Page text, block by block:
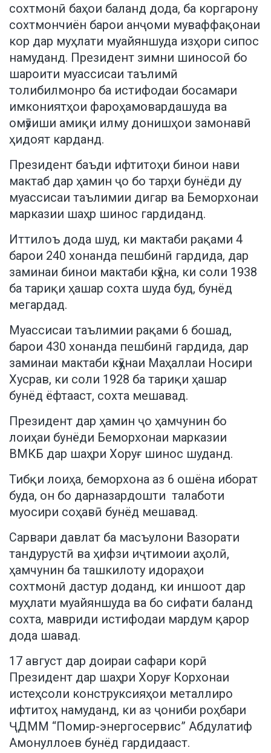
сохтмонӣ баҳои баланд дода, ба коргарону
сохтмончиён барои анҷоми муваффақонаи
кор дар муҳлати муайяншуда изҳори сипос
намуданд. Президент зимни шиносоӣ бо
шароити муассисаи таълимӣ
толибилмонро ба истифодаи босамари
имкониятҳои фароҳамовардашуда ва
омӯзиши амиқи илму донишҳои замонавӣ
ҳидоят карданд.
Президент баъди ифтитоҳи бинои нави
мактаб дар ҳамин ҷо бо тарҳи бунёди ду
муассисаи таълимии дигар ва Беморхонаи
марказии шаҳр шинос гардиданд.
Иттилоъ дода шуд, ки мактаби рақами 4
барои 240 хонанда пешбинӣ гардида, дар
заминаи бинои мактаби кӯҳна, ки соли 1938
ба тариқи ҳашар сохта шуда буд, бунёд
мегардад.
Муассисаи таълимии рақами 6 бошад,
барои 430 хонанда пешбинӣ гардида, дар
заминаи мактаби кӯҳнаи Маҳаллаи Носири
Хусрав, ки соли 1928 ба тариқи ҳашар
бунёд ёфтааст, сохта мешавад.
Президент дар ҳамин ҷо ҳамчунин бо
лоиҳаи бунёди Беморхонаи марказии
ВМКБ дар шаҳри Хоруғ шинос шуданд.
Тибқи лоиҳа, беморхона аз 6 ошёна иборат
буда, он бо дарназардошти талаботи
муосири соҳавӣ бунёд мешавад.
Сарвари давлат ба масъулони Вазорати
тандурустӣ ва ҳифзи иҷтимоии аҳолӣ,
ҳамчунин ба ташкилоту идораҳои
сохтмонӣ дастур доданд, ки иншоот дар
муҳлати муайяншуда ва бо сифати баланд
сохта, мавриди истифодаи мардум қарор
дода шавад.
17 август дар доираи сафари корӣ
Президент дар шаҳри Хоруғ Корхонаи
истеҳсоли конструксияҳои металлиро
ифтитоҳ намуданд, ки аз ҷониби роҳбари
ҶДММ “Помир-энергосервис” Абдулатиф
Амонуллоев бунёд гардидааст.